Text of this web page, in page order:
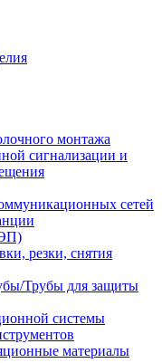
монтажа
сигнализации и
сетей
резки, снятия
Трубы для защиты
системы
материалы